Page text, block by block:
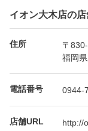
イオン大木店の
住所
〒
福岡
電話番号 0944-
店舗URL http://